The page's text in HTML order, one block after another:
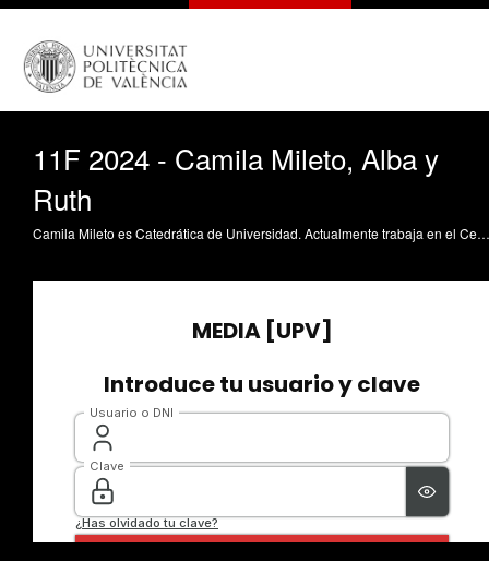
11F 2024 - Camila Mileto, Alba y
Ruth
Camila Mileto es Catedrática de Universidad. Actualmente trabaja en el Centro de Investigación en Arquitectura, Patrimonio y Gestión para el Desarrollo Sostenible de la UPV. Este año celebra el 11F con su hija Alba, de 16 años, y su sobrina Ruth, de 10 años.